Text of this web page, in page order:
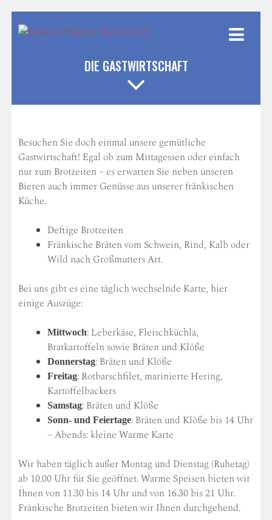
Inhalt
DIE GASTWIRTSCHAFT
Besuchen Sie doch einmal unsere gemütliche
Gastwirtschaft! Egal ob zum Mittagessen oder einfach
nur zum Brotzeiten – es erwarten Sie neben unseren
Bieren auch immer Genüsse aus unserer fränkischen
Küche.
Deftige Brotzeiten
Fränkische Bräten vom Schwein, Rind, Kalb oder
Wild nach Großmutters Art.
Bei uns gibt es eine täglich wechselnde Karte, hier
einige Auszüge:
Mittwoch: Leberkäse, Fleischküchla,
Bratkartoffeln sowie Bräten und Klöße
Donnerstag: Bräten und Klöße
Freitag: Rotbarschfilet, marinierte Hering,
Kartoffelbackers
Samstag: Bräten und Klöße
Sonn- und Feiertage: Bräten und Klöße bis 14 Uhr
– Abends: kleine Warme Karte
Wir haben täglich außer Montag und Dienstag (Ruhetag)
ab 10.00 Uhr für Sie geöffnet. Warme Speisen bieten wir
Ihnen von 11.30 bis 14 Uhr und von 16.30 bis 21 Uhr.
Fränkische Brotzeiten bieten wir Ihnen durchgehend.